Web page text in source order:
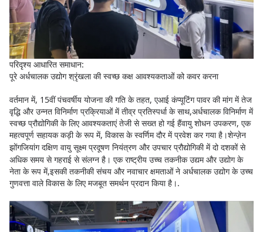
परिदृश्य आधारित समाधान:
पूरे अर्धचालक उद्योग श्रृंखला की स्वच्छ कक्ष आवश्यकताओं को कवर करना
वर्तमान में, 15वीं पंचवर्षीय योजना की गति के तहत, एआई कंप्यूटिंग पावर की मांग में तेज
वृद्धि और उन्नत विनिर्माण प्रक्रियाओं में तीव्र प्रतिस्पर्धा के साथ,अर्धचालक विनिर्माण में
स्वच्छ प्रौद्योगिकी के लिए आवश्यकताएं तेजी से सख्त हो गई हैंवायु शोधन उपकरण, एक
महत्वपूर्ण सहायक कड़ी के रूप में, विकास के स्वर्णिम दौर में प्रवेश कर गया है।शेन्ज़ेन
झोंगजियांग दक्षिण वायु सूक्ष्म प्रदूषण नियंत्रण और उपचार प्रौद्योगिकी में दो दशकों से
अधिक समय से गहराई से संलग्न है। एक राष्ट्रीय उच्च तकनीक उद्यम और उद्योग के
नेता के रूप में,इसकी तकनीकी संचय और नवाचार क्षमताओं ने अर्धचालक उद्योग के उच्च
गुणवत्ता वाले विकास के लिए मजबूत समर्थन प्रदान किया है।.